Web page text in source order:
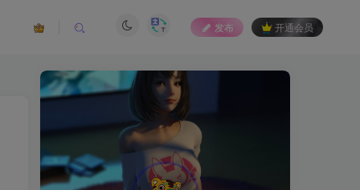
发布 开通会员